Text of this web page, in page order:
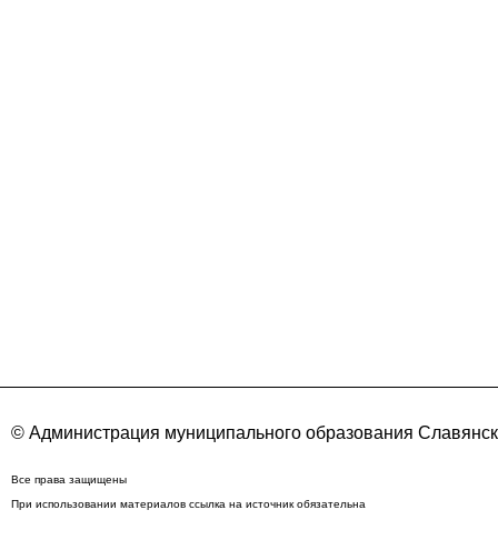
© Администрация муниципального образования
Все права защищены
При использовании материалов ссылка на источник обязательна